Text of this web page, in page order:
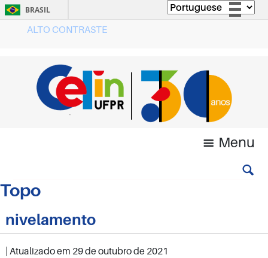
BRASIL
Acesso à informação
Legislação
Canais
ALTO CONTRASTE
Menu
Topo
nivelamento
| Atualizado em 29 de outubro de 2021